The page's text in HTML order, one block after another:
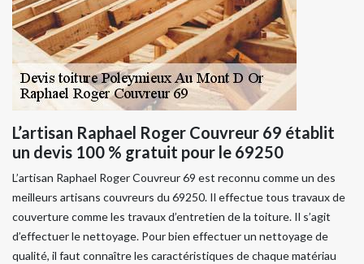
L’artisan Raphael Roger Couvreur 69 établit
un devis 100 % gratuit pour le 69250
L’artisan Raphael Roger Couvreur 69 est reconnu comme un des
meilleurs artisans couvreurs du 69250. Il effectue tous travaux de
couverture comme les travaux d’entretien de la toiture. Il s’agit
d’effectuer le nettoyage. Pour bien effectuer un nettoyage de
qualité, il faut connaître les caractéristiques de chaque matériau